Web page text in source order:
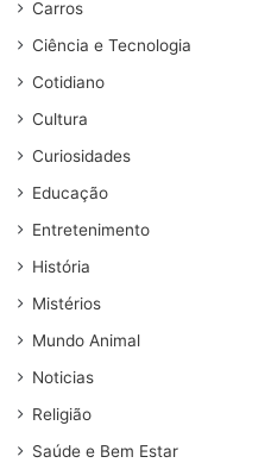
Carros
Ciência e Tecnologia
Cotidiano
Cultura
Curiosidades
Educação
Entretenimento
História
Mistérios
Mundo Animal
Noticias
Religião
Saúde e Bem Estar